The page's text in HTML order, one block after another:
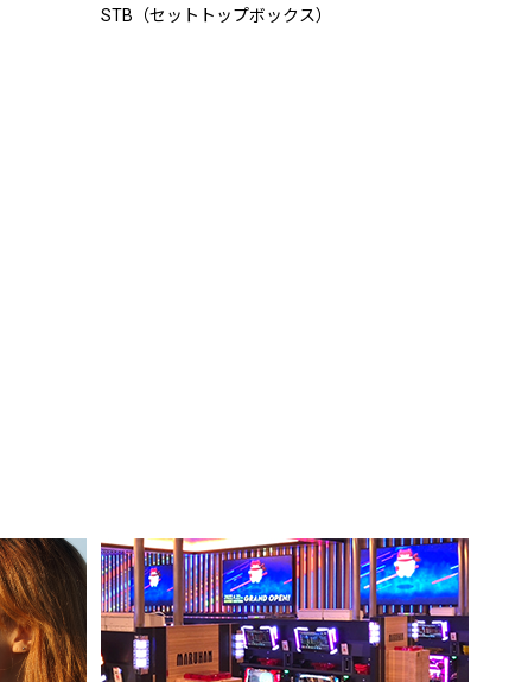
STB（セットトップボックス）